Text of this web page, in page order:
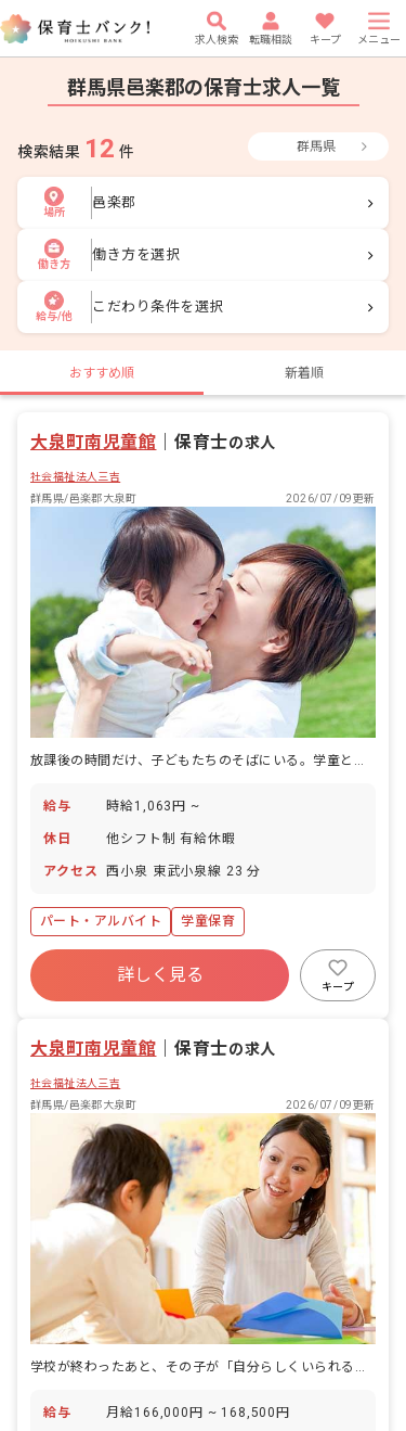
求人検索 転職相談 キープ メニュー
群馬県邑楽郡の保育士求人一覧
検索結果 12 件 群馬県
場所
邑楽郡
働き方
働き方を選択
給与/他
こだわり条件を選択
おすすめ順 新着順
大泉町南児童館 ｜保育士の求人
社会福祉法人三吉
群馬県/邑楽郡大泉町
2026/07/09更新
放課後の時間だけ、子どもたちのそばにいる。学童という働き方があります。
給与 時給1,063円 ~
休日 他シフト制 有給休暇
アクセス 西小泉 東武小泉線 23 分
パート・アルバイト 学童保育
詳しく見る
キープ
大泉町南児童館 ｜保育士の求人
社会福祉法人三吉
群馬県/邑楽郡大泉町
2026/07/09更新
給与 月給166,000円 ~ 168,500円